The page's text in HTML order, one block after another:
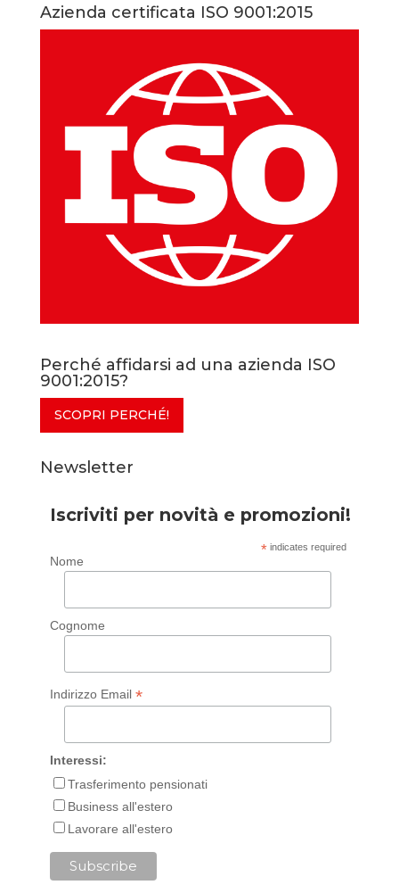
Azienda certificata ISO 9001:2015
Perché affidarsi ad una azienda ISO
9001:2015?
SCOPRI PERCHÉ!
Newsletter
Iscriviti per novità e promozioni!
* indicates required
Nome
Cognome
Indirizzo Email *
Interessi:
Trasferimento pensionati
Business all'estero
Lavorare all'estero